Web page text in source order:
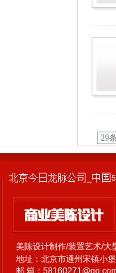
29条
美陈设计制作/装置艺术/
地址：北京市通州宋镇小
邮 箱：